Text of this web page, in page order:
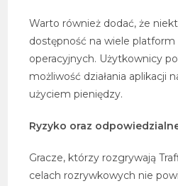
Warto również dodać, że
dostępność na wiele
operacyjnych. Użytkownicy
możliwość działania aplikacji
użyciem pieniędzy.
Ryzyko oraz
Gracze, którzy rozgrywają
celach rozrywkowych nie